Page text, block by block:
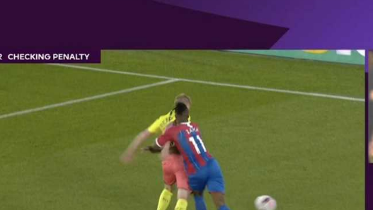
الدوري السعودي للمحترفين
دوري أبطال أوروبا
دوري أبطال إفريقيا
القسم الثاني
رياضات أخرى
ركن الألعاب